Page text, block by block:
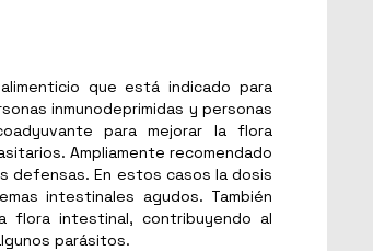
que está indicado para
inmunodeprimidas y personas
para mejorar la flora
Ampliamente recomendado
defensas. En estos casos la dosis
intestinales agudos. También
flora intestinal, contribuyendo al
parásitos.